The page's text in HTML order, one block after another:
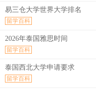
易三仓大学世界大学排名
留学百科
2026年泰国雅思时间
留学百科
泰国西北大学申请要求
留学百科